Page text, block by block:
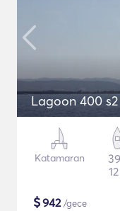
Lagoon 400 s2
Katamaran
$942/gece